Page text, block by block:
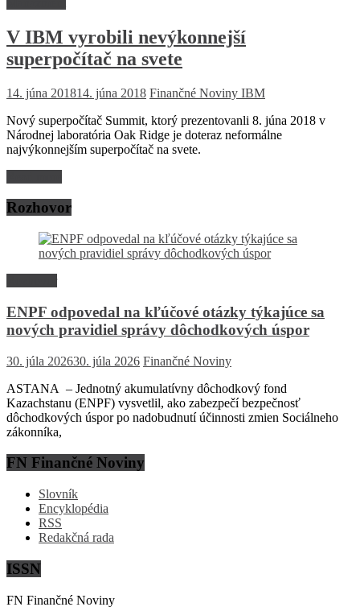
V IBM vyrobili nevýkonnejší
superpočítač na svete
14. júna 201814. júna 2018 Finančné Noviny IBM
Nový superpočítač Summit, ktorý prezentovanli 8. júna 2018 v
Národnej laboratória Oak Ridge je doteraz neformálne
najvýkonnejším superpočítač na svete.
Rozhovor
ENPF odpovedal na kľúčové otázky týkajúce sa
nových pravidiel správy dôchodkových úspor
30. júla 202630. júla 2026 Finančné Noviny
ASTANA – Jednotný akumulatívny dôchodkový fond
Kazachstanu (ENPF) vysvetlil, ako zabezpečí bezpečnosť
dôchodkových úspor po nadobudnutí účinnosti zmien Sociálneho
zákonníka,
FN Finančné Noviny
Slovník
Encyklopédia
RSS
Redakčná rada
ISSN
FN Finančné Noviny